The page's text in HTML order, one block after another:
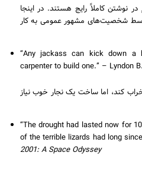
نوشتن کاملاً رایج هستند. در اینجا
شخصیت‌های مشهور عمومی به کار
“Any jackass can kick down
carpenter to build one.” – Lyndon
کند، اما ساخت یک نجار خوب نیاز
“The drought had lasted now for
of the terrible lizards had long
2001: A Space Odyssey